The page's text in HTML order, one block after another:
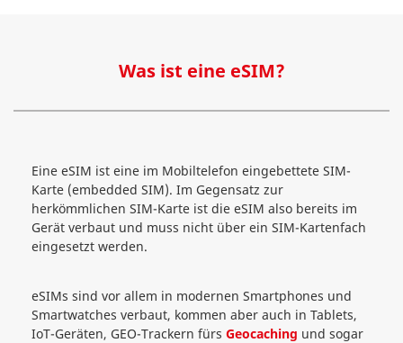
Was ist eine eSIM?
Eine eSIM ist eine im Mobiltelefon eingebettete SIM-
Karte (embedded SIM). Im Gegensatz zur
herkömmlichen SIM-Karte ist die eSIM also bereits im
Gerät verbaut und muss nicht über ein SIM-Kartenfach
eingesetzt werden.
eSIMs sind vor allem in modernen Smartphones und
Smartwatches verbaut, kommen aber auch in Tablets,
IoT-Geräten, GEO-Trackern fürs Geocaching und sogar